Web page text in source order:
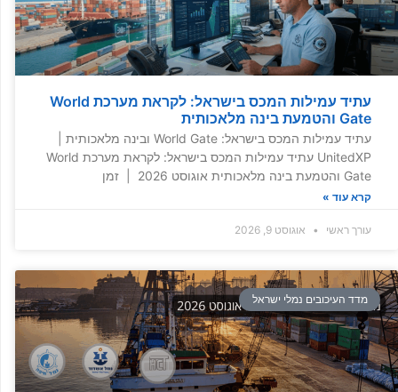
עתיד עמילות המכס בישראל: לקראת מערכת World
Gate והטמעת בינה מלאכותית
עתיד עמילות המכס בישראל: World Gate ובינה מלאכותית |
UnitedXP עתיד עמילות המכס בישראל: לקראת מערכת World
Gate והטמעת בינה מלאכותית אוגוסט 2026 | זמן
קרא עוד »
עורך ראשי אוגוסט 9, 2026
מדד העיכובים נמלי ישראל